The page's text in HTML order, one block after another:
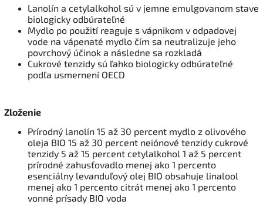
Lanolín a cetylalkohol sú v jemne emulgovanom stave
biologicky odbúrateľné
Mydlo po použití reaguje s vápnikom v odpadovej
vode na vápenaté mydlo čím sa neutralizuje jeho
povrchový účinok a následne sa rozkladá
Cukrové tenzidy sú ľahko biologicky odbúrateľné
podľa usmernení OECD
Zloženie
Prírodný lanolín 15 až 30 percent mydlo z olivového
oleja BIO 15 až 30 percent neiónové tenzidy cukrové
tenzidy 5 až 15 percent cetylalkohol 1 až 5 percent
prírodné zahusťovadlo menej ako 1 percento
esenciálny levanduľový olej BIO obsahuje linalool
menej ako 1 percento citrát menej ako 1 percento
vonné prísady BIO voda